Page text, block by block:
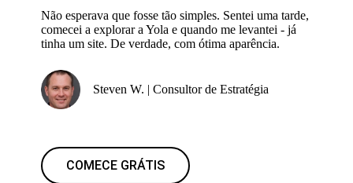
Não esperava que fosse tão simples. Sentei uma tarde,
comecei a explorar a Yola e quando me levantei - já
tinha um site. De verdade, com ótima aparência.
Steven W. | Consultor de Estratégia
COMECE GRÁTIS